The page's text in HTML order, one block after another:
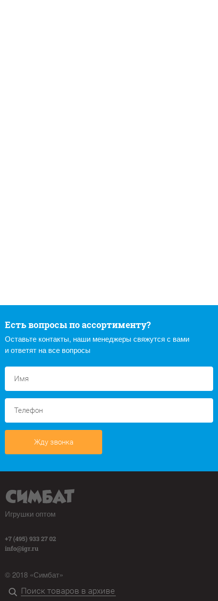
Есть вопросы по ассортименту?
Оставьте контакты, наши менеджеры свяжутся с вами
и ответят на все вопросы
Жду звонка
Игрушки оптом
+7 (495) 933 27 02
info@igr.ru
© 2018 «Симбат»